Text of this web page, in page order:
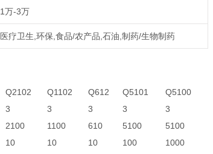
1万-3万
医疗卫生,环保,食品/农产品,石油,制药/生物制药
Q2102 Q1102 Q612 Q5101
Q5100
3 3 3 3
3
2100 1100 610 5100
5100
10 10 10 100
1000